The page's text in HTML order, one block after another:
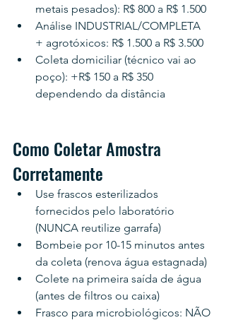
metais pesados): R$ 800 a R$ 1.500
Análise INDUSTRIAL/COMPLETA
+ agrotóxicos: R$ 1.500 a R$ 3.500
Coleta domiciliar (técnico vai ao
poço): +R$ 150 a R$ 350
dependendo da distância
Como Coletar Amostra
Corretamente
Use frascos esterilizados
fornecidos pelo laboratório
(NUNCA reutilize garrafa)
Bombeie por 10-15 minutos antes
da coleta (renova água estagnada)
Colete na primeira saída de água
(antes de filtros ou caixa)
Frasco para microbiológicos: NÃO